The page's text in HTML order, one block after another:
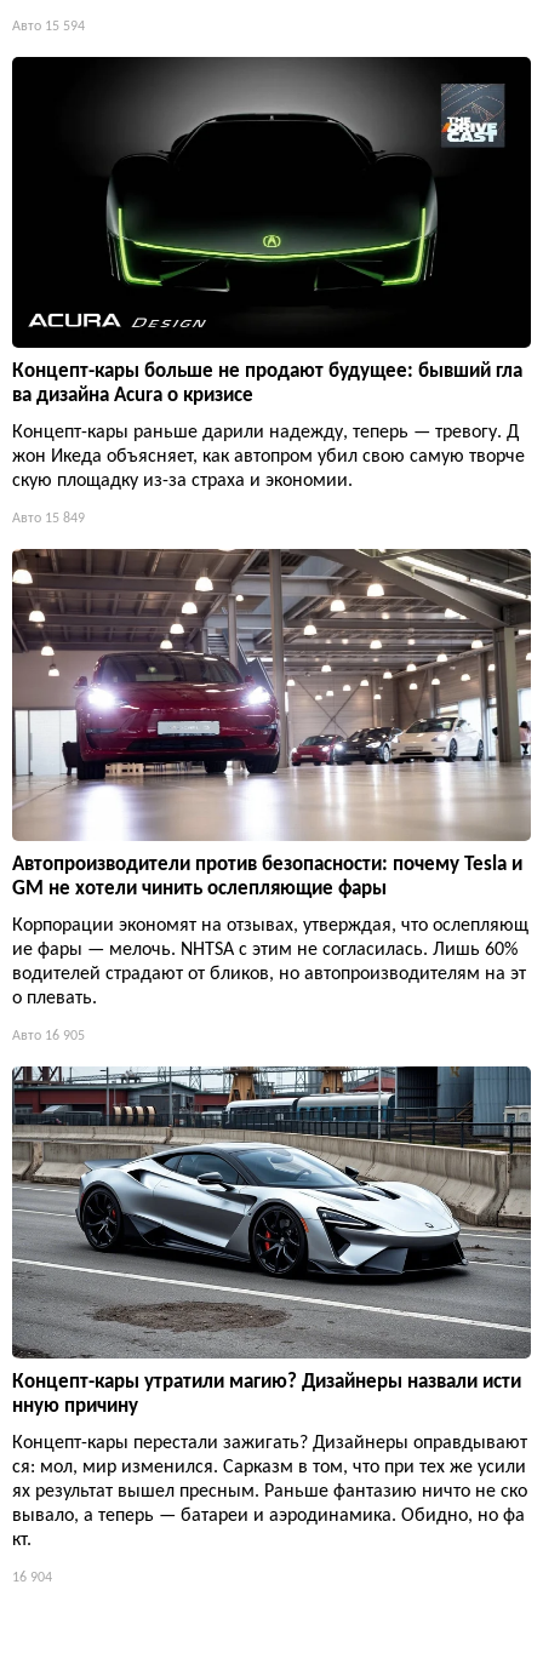
Авто 15 594
Концепт-кары больше не продают будущее: бывший гла
ва дизайна Acura о кризисе
Концепт-кары раньше дарили надежду, теперь — тревогу. Д
жон Икеда объясняет, как автопром убил свою самую творче
скую площадку из-за страха и экономии.
Авто 15 849
Автопроизводители против безопасности: почему Tesla и
GM не хотели чинить ослепляющие фары
Корпорации экономят на отзывах, утверждая, что ослепляющ
ие фары — мелочь. NHTSA с этим не согласилась. Лишь 60%
водителей страдают от бликов, но автопроизводителям на эт
о плевать.
Авто 16 905
Концепт-кары утратили магию? Дизайнеры назвали исти
нную причину
Концепт-кары перестали зажигать? Дизайнеры оправдывают
ся: мол, мир изменился. Сарказм в том, что при тех же усили
ях результат вышел пресным. Раньше фантазию ничто не ско
вывало, а теперь — батареи и аэродинамика. Обидно, но фа
кт.
16 904